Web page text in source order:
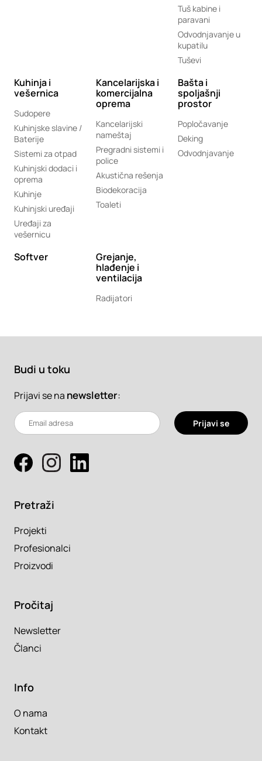
Tuš kabine i
paravani
Odvodnjavanje u
kupatilu
Tuševi
Kuhinja i
vešernica
Sudopere
Kuhinjske slavine /
Baterije
Sistemi za otpad
Kuhinjski dodaci i
oprema
Kuhinje
Kuhinjski uređaji
Uređaji za
vešernicu
Kancelarijska i
komercijalna
oprema
Kancelarijski
nameštaj
Pregradni sistemi i
police
Akustična rešenja
Biodekoracija
Toaleti
Bašta i
spoljašnji
prostor
Popločavanje
Deking
Odvodnjavanje
Softver
Grejanje,
hlađenje i
ventilacija
Radijatori
Budi u toku
Prijavi se na newsletter:
Prijavi se
Pretraži
Projekti
Profesionalci
Proizvodi
Pročitaj
Newsletter
Članci
Info
O nama
Kontakt